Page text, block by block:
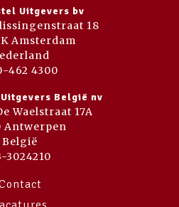
Uitgevers bv
18
Amsterdam
462 4300
België nv
Waelstraat 17A
Antwerpen
België
3024210